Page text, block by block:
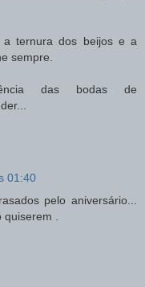
a ternura dos beijos e a
sempre.
das bodas de
01:40
pelo aniversário...
.